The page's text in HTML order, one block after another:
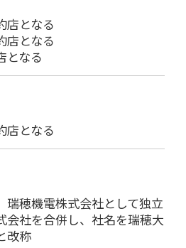
6850-9900
店となる
店となる
となる
店となる
瑞穂機電株式会社として独立
会社を合併し、社名を瑞穂大
改称